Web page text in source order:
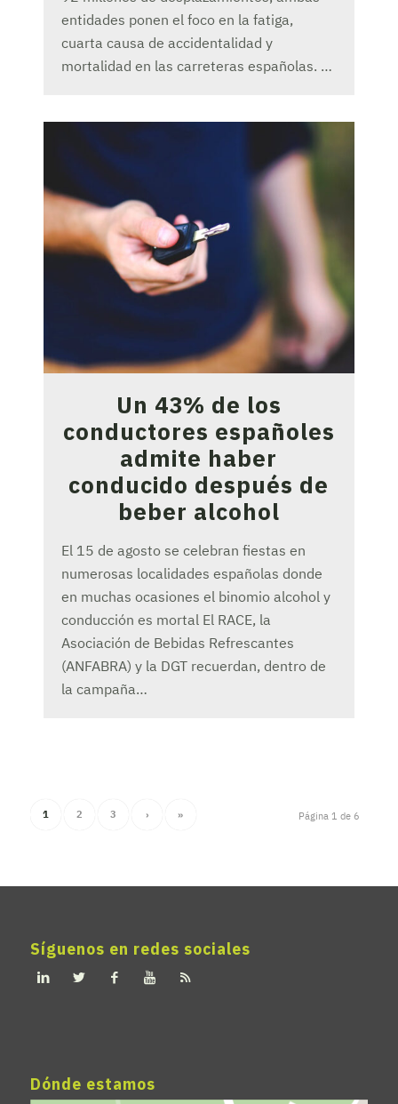
entidades ponen el foco en la fatiga,
cuarta causa de accidentalidad y
mortalidad en las carreteras españolas. …
Un 43% de los
conductores españoles
admite haber
conducido después de
beber alcohol
El 15 de agosto se celebran fiestas en
numerosas localidades españolas donde
en muchas ocasiones el binomio alcohol y
conducción es mortal El RACE, la
Asociación de Bebidas Refrescantes
(ANFABRA) y la DGT recuerdan, dentro de
la campaña…
Página 1 de 6
1 2 3 › »
Síguenos en redes sociales
Dónde estamos